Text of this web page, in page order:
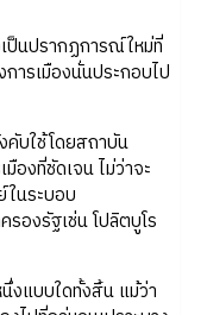
นปรากฏการณ์ใหม่ที่
ารเมืองนั่นประกอบไป
บใช้โดยสถาบัน
องที่ชัดเจน ไม่ว่าจะ
นระบอบ
องรัฐเช่น โปลิตบูโร
แบบใดทั้งสิ้น แม้ว่า